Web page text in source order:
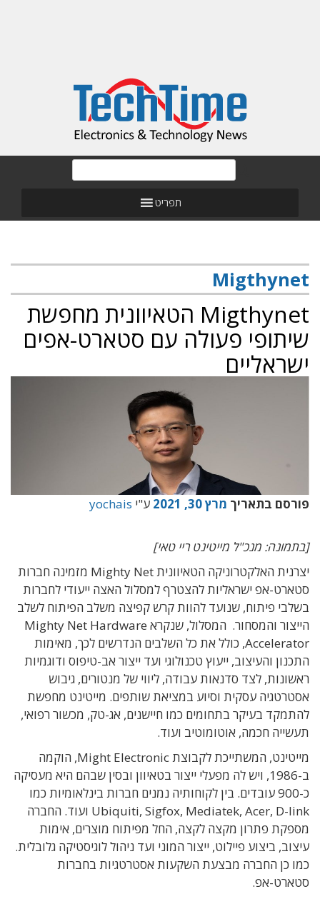
תפריט
Migthynet
Migthynet הטאיוונית מחפשת
שיתופי פעולה עם סטארט-אפים
ישראליים
פורסם בתאריך מרץ 30, 2021 ע"י yochais
[בתמונה: מנכ"ל מייטינט ריי טאי]
יצרנית האלקטרוניקה הטאיוונית Mighty Net מזמינה חברות
סטארט-אפ ישראליות להצטרף למסלול האצה ייעודי לחברות
בשלבי פיתוח, שנועד להוות קרש קפיצה משלב הפיתוח לשלב
הייצור והמסחור.
המסלול, שנקרא Mighty Net Hardware
Accelerator, כולל את כל השלבים הנדרשים לכך, מאימות
התכנון והעיצוב, ייעוץ טכנולוגי ועד ייצור אב-טיפוס ודוגמיות
ראשונות, לצד סדנאות עבודה, ליווי של מנטורים, גיבוש
אסטרטגיה עסקית וסיוע במציאת שותפים. מייטינט מחפשת
להתמקד בעיקר בתחומים כמו חיישנים, אג-טק, מכשור רפואי,
תעשייה חכמה, אוטומוטיב ועוד.
מייטינט, המשתייכת לקבוצת Might Electronic, הוקמה
ב-1986, ויש לה מפעלי ייצור בטאיוון ובסין שבהם היא מעסיקה
כ-900 עובדים. בין לקוחותיה נמנים חברות בינלאומיות כמו
Ubiquiti, Sigfox, Mediatek, Acer, D-link ועוד.
החברה
מספקת פתרון מקצה לקצה, החל מפיתוח מוצרים, אימות
עיצוב, ביצוע פיילוט, ייצור המוני ועד ניהול לוגיסטיקה גלובלית.
כמו כן החברה מבצעת השקעות אסטרטגיות בחברות
סטארט-אפ.